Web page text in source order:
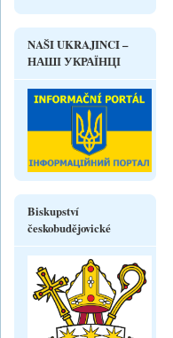
NAŠI UKRAJINCI –
НАШІ УКРАЇНЦІ
Biskupství
českobudějovické